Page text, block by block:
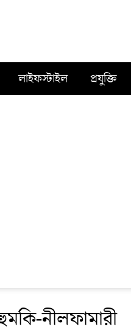
লাইফস্টাইল প্রযুক্তি
নীলফামারী